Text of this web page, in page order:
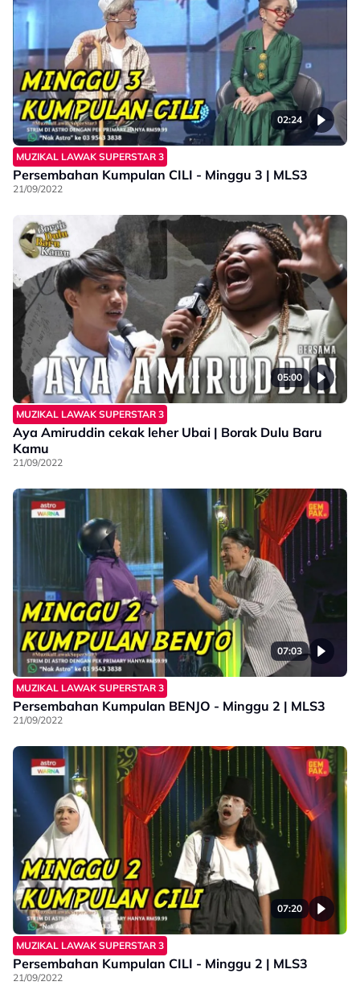
02:24
MUZIKAL LAWAK SUPERSTAR 3
Persembahan Kumpulan CILI - Minggu 3 | MLS3
21/09/2022
05:00
MUZIKAL LAWAK SUPERSTAR 3
Aya Amiruddin cekak leher Ubai | Borak Dulu Baru
Kamu
21/09/2022
07:03
MUZIKAL LAWAK SUPERSTAR 3
Persembahan Kumpulan BENJO - Minggu 2 | MLS3
21/09/2022
07:20
MUZIKAL LAWAK SUPERSTAR 3
Persembahan Kumpulan CILI - Minggu 2 | MLS3
21/09/2022